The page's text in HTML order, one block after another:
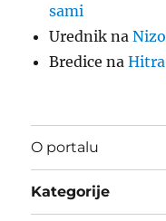
sami
Urednik na
Bredice na
O portalu
Kategorije